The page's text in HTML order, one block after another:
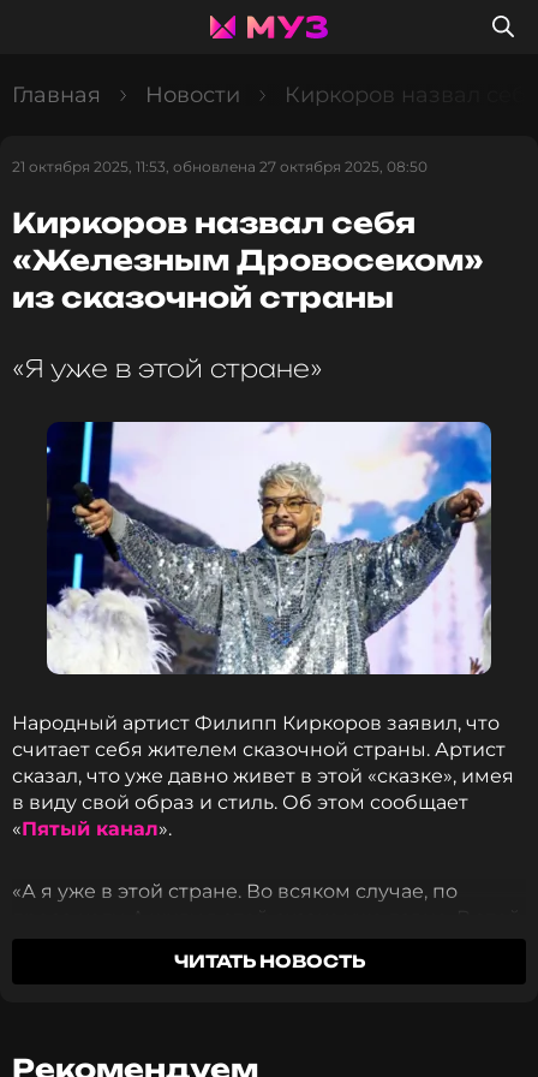
Главная Новости Киркоров назвал
21 октября 2025, 11:53, обновлена 27 октября 2025, 08:50
Киркоров назвал себя
«Железным Дровосеком»
из сказочной страны
«Я уже в этой стране»
Народный артист Филипп Киркоров заявил, что
считает себя жителем сказочной страны. Артист
сказал, что уже давно живет в этой «сказке», имея
в виду свой образ и стиль. Об этом сообщает
«Пятый канал».
«А я уже в этой стране. Во всяком случае, по
сказке и «Волшебник изумрудного города». Это
все про меня», – поделился певец.
Гудвином из «Волшебника Изумрудного города».
ЧИТАТЬ НОВОСТЬ
Рекомендуем